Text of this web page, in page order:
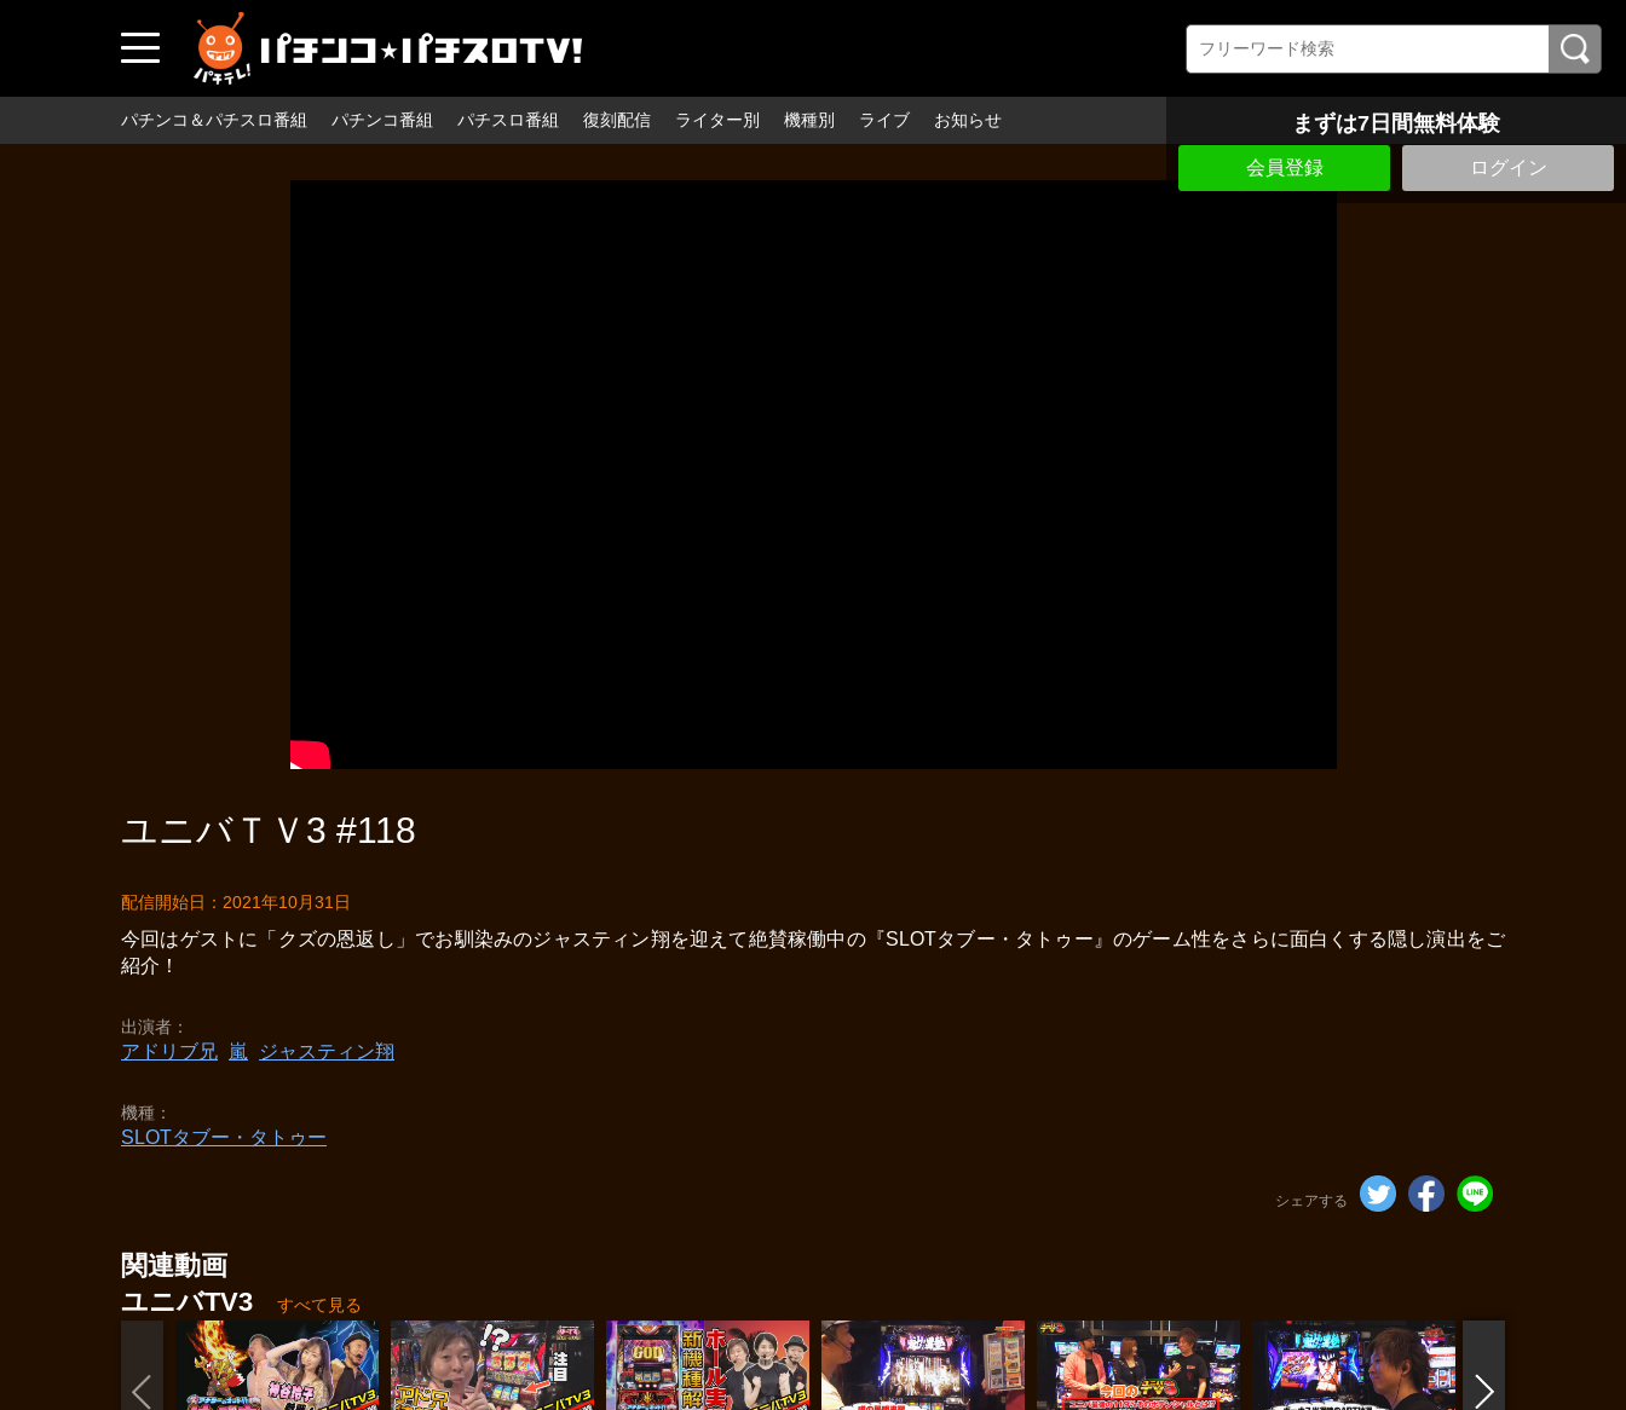
パチンコ＆パチスロ番組 パチンコ番組 パチスロ番組 復刻配信 ライター別 機種別 ライブ お知らせ まずは7日間無料体験
会員登録 ログイン
ユニバＴＶ3 #118
配信開始日：2021年10月31日
今回はゲストに「クズの恩返し」でお馴染みのジャスティン翔を迎えて絶賛稼働中の『SLOTタブー・タトゥー』のゲーム性をさらに面白くする隠し演出をご
紹介！
出演者
アドリブ兄 嵐 ジャスティン翔
機種
SLOTタブー・タトゥー
シェアする
関連動画
ユニバTV3
すべて見る